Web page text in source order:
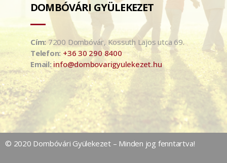
DOMBÓVÁRI GYÜLEKEZET
Cím: 7200 Dombóvár, Kossuth Lajos utca 69.
Telefon: +36 30 290 8400
Email: info@dombovarigyulekezet.hu
© 2020 Dombóvári Gyülekezet – Minden jog fenntartva!